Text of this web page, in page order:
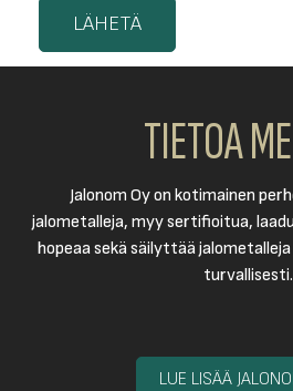
LÄHETÄ
TIETOA
Jalonom Oy on kotimainen
jalometalleja, myy sertifioitua,
hopeaa sekä säilyttää
turvallisesti.
LUE LISÄÄ